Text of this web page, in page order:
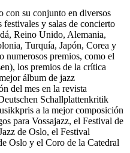
con su conjunto en diversos
y salas de concierto
Reino Unido, Alemania,
Turquía, Japón, Corea y
numerosos premios, como el
los premios de la crítica
álbum de jazz
del mes en la revista
Schallplattenkritik
a la mejor composición
para Vossajazz, el Festival de
de Oslo, el Festival
Oslo y el Coro de la Catedral